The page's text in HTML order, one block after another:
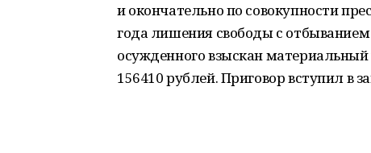
и окончательно по совокупности
года лишения свободы с
осужденного взыскан
156410 рублей. Приговор вступил в